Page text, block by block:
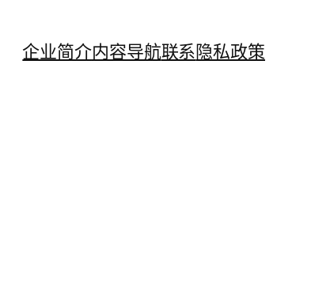
企业简介内容导航联系隐私政策